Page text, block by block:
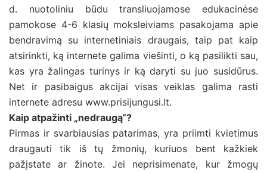
d. nuotoliniu būdu transliuojamose edukacinėse
pamokose 4-6 klasių moksleiviams pasakojama apie
bendravimą su internetiniais draugais, taip pat kaip
atsirinkti, ką internete galima viešinti, o ką pasilikti sau,
kas yra žalingas turinys ir ką daryti su juo susidūrus.
Net ir pasibaigus akcijai visas veiklas galima rasti
internete adresu www.prisijungusi.lt.
Kaip atpažinti „nedraugą“?
Pirmas ir svarbiausias patarimas, yra priimti kvietimus
draugauti tik iš tų žmonių, kuriuos bent kažkiek
pažįstate ar žinote. Jei neprisimenate, kur žmogų